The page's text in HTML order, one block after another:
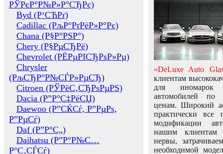
РЎРєР°Р№Р»Р°СЂРє)
Byd (Р‘СЋРґ)
Cadillac (РљР°РґРёР»Р°Рє)
Chana (Р§Р°РЅР°)
Chery (Р§РµСЂРё)
Chevrolet (РЁРµРІСЂРѕР»Рµ)
Chrysler
(РљСЂР°Р№СЃР»РµСЂ)
Citroen (РЎРёС‚СЂРѕРµРЅ)
Dacia (Р”Р°С‡РёСЏ)
Daewoo (Р”СЌСѓ, Р”РµРѕ,
Р”РµСѓ)
Daf (Р”Р°С„)
Daihatsu (Р”Р°Р№С…
Р°С‚СЃСѓ)
«DeLuxe Auto
клиентам
для иномарок
автомобилей
ценам. Широкий
практически все
модификации
нашим клиентам
нервы,
необходимой